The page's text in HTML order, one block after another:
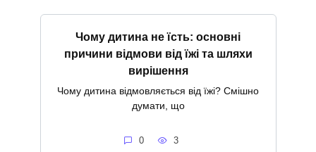
Чому дитина не їсть: основні
причини відмови від їжі та шляхи
вирішення
Чому дитина відмовляється від їжі? Смішно
думати, що
0 3